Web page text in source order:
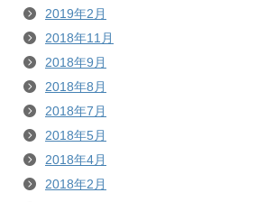
2019年2月
2018年11月
2018年9月
2018年8月
2018年7月
2018年5月
2018年4月
2018年2月